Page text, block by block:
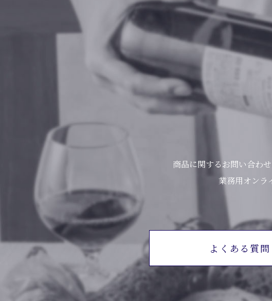
商品に関するお問い合わ
業務用オンラ
よくある質問